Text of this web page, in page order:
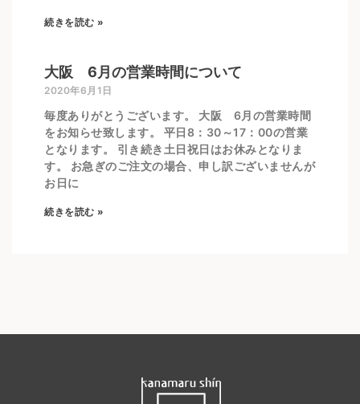
続きを読む »
大阪 6月の営業時間について
2020年6月1日
毎度ありがとうございます。 大阪 6月の営業時間
をお知らせ致します。 平日8：30～17：00の営業
となります。 引き続き土日祝日はお休みとなりま
す。 お急ぎのご注文の場合、申し訳ございませんが
お日に
続きを読む »